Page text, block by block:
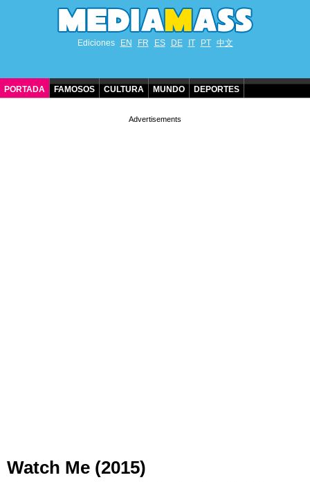
Ediciones EN FR ES DE IT PT 中文
PORTADA FAMOSOS CULTURA MUNDO DEPORTES
Watch Me (2015)